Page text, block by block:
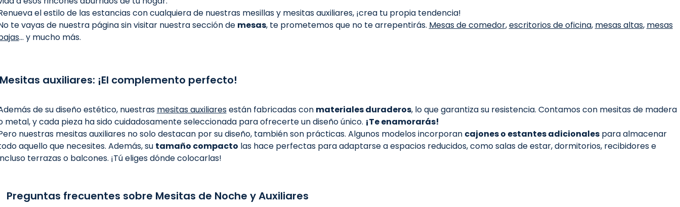
el estilo de las estancias con cualquiera de nuestras mesillas y mesitas auxiliares, ¡crea tu propia tendencia!
te vayas de nuestra página sin visitar nuestra sección de mesas, te prometemos que no te arrepentirás. Mesas de comedor,escritorios de oficina, mesas altas, mesas
... y mucho más.
auxiliares: ¡El complemento perfecto!
de su diseño estético, nuestras mesitas auxiliaresestán fabricadas con materiales duraderos, lo que garantiza su resistencia. Contamos con mesitas de madera
metal, y cada pieza ha sido cuidadosamente seleccionada para ofrecerte un diseño único. ¡Te enamorarás!
nuestras mesitas auxiliares no solo destacan por su diseño, también son prácticas. Algunos modelos incorporan cajones o estantes adicionalespara almacenar
aquello que necesites. Además, su tamaño compacto las hace perfectas para adaptarse a espacios reducidos, como salas de estar, dormitorios, recibidores e
terrazas o balcones. ¡Tú eliges dónde colocarlas!
Preguntas frecuentes sobre Mesitas de Noche y Auxiliares